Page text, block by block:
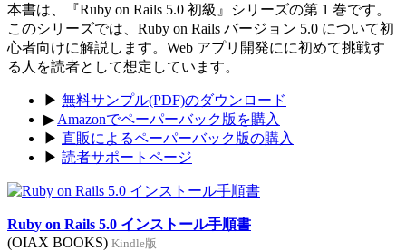
本書は、『Ruby on Rails 5.0 初級』シリーズの第 1 巻です。
このシリーズでは、Ruby on Rails バージョン 5.0 について初
心者向けに解説します。Web アプリ開発にに初めて挑戦す
る人を読者として想定しています。
▶ 無料サンプル(PDF)のダウンロード
▶ Amazonでペーパーバック版を購入
▶ 直販によるペーパーバック版の購入
▶ 読者サポートページ
Ruby on Rails 5.0 インストール手順書
(OIAX BOOKS) Kindle版